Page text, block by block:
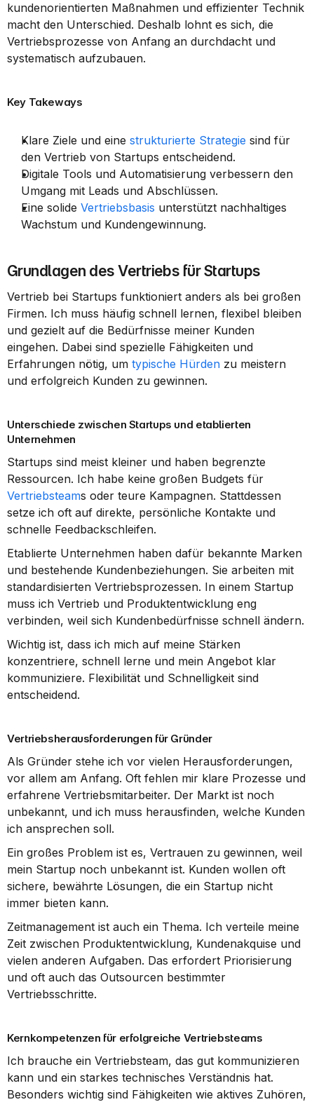
kundenorientierten Maßnahmen und effizienter Technik
macht den Unterschied. Deshalb lohnt es sich, die
Vertriebsprozesse von Anfang an durchdacht und
systematisch aufzubauen.
Key Takeways
Klare Ziele und eine strukturierte Strategie sind für
den Vertrieb von Startups entscheidend.
Digitale Tools und Automatisierung verbessern den
Umgang mit Leads und Abschlüssen.
Eine solide Vertriebsbasis unterstützt nachhaltiges
Wachstum und Kundengewinnung.
Grundlagen des Vertriebs für Startups
Vertrieb bei Startups funktioniert anders als bei großen
Firmen. Ich muss häufig schnell lernen, flexibel bleiben
und gezielt auf die Bedürfnisse meiner Kunden
eingehen. Dabei sind spezielle Fähigkeiten und
Erfahrungen nötig, um typische Hürden zu meistern
und erfolgreich Kunden zu gewinnen.
Unterschiede zwischen Startups und etablierten
Unternehmen
Startups sind meist kleiner und haben begrenzte
Vertriebsteams oder teure Kampagnen. Stattdessen
setze ich oft auf direkte, persönliche Kontakte und
schnelle Feedbackschleifen.
Etablierte Unternehmen haben dafür bekannte Marken
und bestehende Kundenbeziehungen. Sie arbeiten mit
standardisierten Vertriebsprozessen. In einem Startup
muss ich Vertrieb und Produktentwicklung eng
verbinden, weil sich Kundenbedürfnisse schnell ändern.
Wichtig ist, dass ich mich auf meine Stärken
konzentriere, schnell lerne und mein Angebot klar
kommuniziere. Flexibilität und Schnelligkeit sind
entscheidend.
Vertriebsherausforderungen für Gründer
Als Gründer stehe ich vor vielen Herausforderungen,
vor allem am Anfang. Oft fehlen mir klare Prozesse und
erfahrene Vertriebsmitarbeiter. Der Markt ist noch
unbekannt, und ich muss herausfinden, welche Kunden
ich ansprechen soll.
Ein großes Problem ist es, Vertrauen zu gewinnen, weil
mein Startup noch unbekannt ist. Kunden wollen oft
sichere, bewährte Lösungen, die ein Startup nicht
immer bieten kann.
Zeitmanagement ist auch ein Thema. Ich verteile meine
Zeit zwischen Produktentwicklung, Kundenakquise und
vielen anderen Aufgaben. Das erfordert Priorisierung
und oft auch das Outsourcen bestimmter
Vertriebsschritte.
Kernkompetenzen für erfolgreiche Vertriebsteams
Ich brauche ein Vertriebsteam, das gut kommunizieren
kann und ein starkes technisches Verständnis hat.
Besonders wichtig sind Fähigkeiten wie aktives Zuhören,